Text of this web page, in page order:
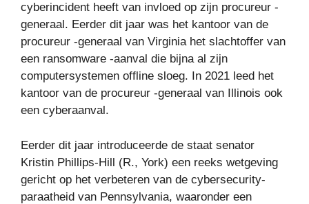
cyberincident heeft van invloed op zijn procureur -
generaal. Eerder dit jaar was het kantoor van de
procureur -generaal van Virginia het slachtoffer van
een ransomware -aanval die bijna al zijn
computersystemen offline sloeg. In 2021 leed het
kantoor van de procureur -generaal van Illinois ook
een cyberaanval.
Eerder dit jaar introduceerde de staat senator
Kristin Phillips-Hill (R., York) een reeks wetgeving
gericht op het verbeteren van de cybersecurity-
paraatheid van Pennsylvania, waaronder een